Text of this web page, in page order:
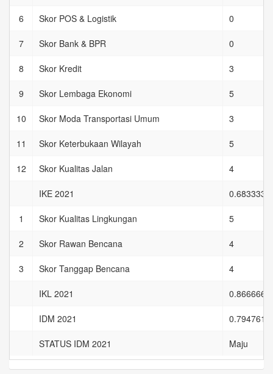
6 Skor POS & Logistik 0
7 Skor Bank & BPR 0
8 Skor Kredit 3
9 Skor Lembaga Ekonomi 5
10 Skor Moda Transportasi Umum 3
11 Skor Keterbukaan Wilayah 5
12 Skor Kualitas Jalan 4
IKE 2021
1 Skor Kualitas Lingkungan 5
2 Skor Rawan Bencana 4
3 Skor Tanggap Bencana 4
IKL 2021
IDM 2021
STATUS IDM 2021 Maju